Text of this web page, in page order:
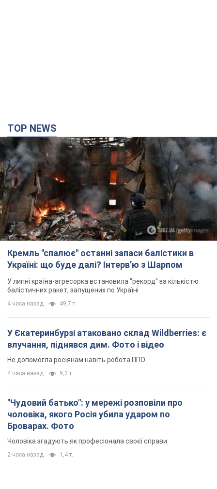
TOP NEWS
Кремль "спалює" останні запаси балістики в
Україні: що буде далі? Інтерв’ю з Шарпом
У липні країна-агресорка встановила "рекорд" за кількістю
балістичних ракет, запущених по Україні
4 часа назад 49,7 т.
У Єкатеринбурзі атаковано склад Wildberries: є
влучання, піднявся дим. Фото і відео
Не допомогла росіянам навіть робота ППО
4 часа назад 9,2 т.
"Чудовий батько": у мережі розповіли про
чоловіка, якого Росія убила ударом по
Броварах. Фото
Чоловіка згадують як професіонала своєї справи
2 часа назад 1,4 т.